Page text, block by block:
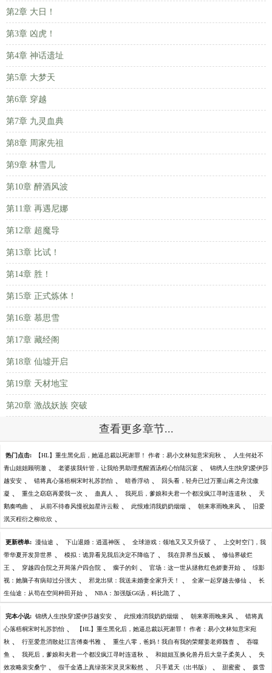
第2章 大日！
第3章 凶虎！
第4章 神话遗址
第5章 大梦天
第6章 穿越
第7章 九灵血典
第8章 周家先祖
第9章 林雪儿
第10章 醉酒风波
第11章 再遇尼娜
第12章 超魔导
第13章 比试！
第14章 胜！
第15章 正式炼体！
第16章 慕思雪
第17章 藏经阁
第18章 仙墟开启
第19章 天材地宝
第20章 激战妖族 突破
查看更多章节...
热门点击: 【HL】重生黑化后，她逼总裁以死谢罪！ 作者：易小文林知意宋宛秋 、 人生何处不
青山姐姐顾明澈 、 老婆拔我针管，让我给男助理煮醒酒汤程心怡陆沉宴 、 锦绣人生[快穿]爱伊莎
越安安 、 错将真心落梧桐宋时礼苏韵怡 、 暗香浮动 、 回头看，轻舟已过万重山蒋之舟沈傲
凝 、 重生之窈窈再爱我一次 、 蛊真人 、 我死后，爹娘和夫君一个都没疯江寻时连道秋 、 天
鹅奏鸣曲 、 从前不待春风慢祝如星许云毅 、 此恨难消我奶奶烟烟 、 朝来寒雨晚来风 、 旧爱
泯灭程衍之柳欣欣 、
更新榜单: 漫仙途 、 下山退婚：逍遥神医 、 全球游戏：领地又又又升级了 、 上交时空门，我
带华夏开发异世界 、 模拟：诡异看见我后决定不降临了 、 我在异界当反贼 、 修仙界破烂
王 、 穿越四合院之开局落户四合院 、 瘸子的剑 、 官场：这一世从拯救红色娇妻开始 、 综影
视：她脑子有病却过分强大 、 邪龙出狱：我送未婚妻全家升天！ 、 全家一起穿越去修仙 、 长
生仙途：从苟在空间种田开始 、 NBA：加强版G6汤，科比跪了 、
完本小说: 锦绣人生[快穿]爱伊莎越安安 、 此恨难消我奶奶烟烟 、 朝来寒雨晚来风 、 错将真
心落梧桐宋时礼苏韵怡 、 【HL】重生黑化后，她逼总裁以死谢罪！ 作者：易小文林知意宋宛
秋 、 行至爱意消散处江言傅秦书雅 、 重生八零，爸妈！我自有我的荣耀姜老师魏杳 、 吞噬
鱼 、 我死后，爹娘和夫君一个都没疯江寻时连道秋 、 和姐姐互换化兽丹后大皇子柔美人 、 失
效攻略裴安桑宁 、 假千金遇上真绿茶宋灵灵宋毅然 、 只手遮天（出书版） 、 甜蜜蜜 、 拨雪